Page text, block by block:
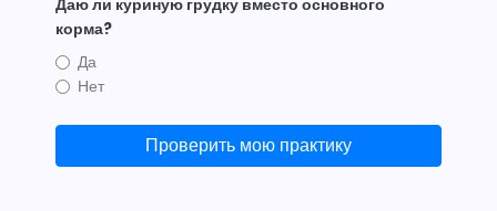
Даю ли куриную грудку вместо основного
корма?
Да
Нет
Проверить мою практику